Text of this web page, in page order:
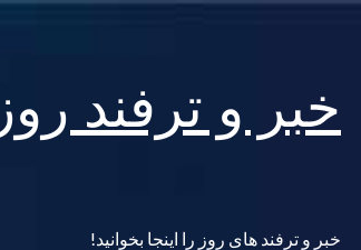
content
خبر و ترفند روز
خبر و ترفند های روز را اینجا بخوانید!